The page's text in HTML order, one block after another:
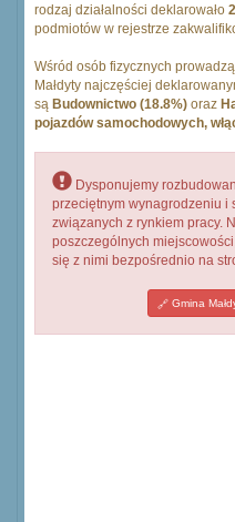
rodzaj działalności deklarowało
podmiotów w rejestrze
Wśród osób fizycznych
Małdyty najczęściej
są Budownictwo (18.8%) oraz
pojazdów samochodowych,
Dysponujemy
przeciętnym wynagrodzeniu i
związanych z rynkiem pracy.
poszczególnych
się z nimi bezpośrednio na
Gmina